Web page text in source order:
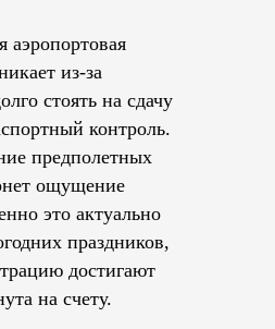
аэропортовая
из-за
стоять на сдачу
контроль.
предполетных
ощущение
это актуально
праздников,
достигают
на счету.